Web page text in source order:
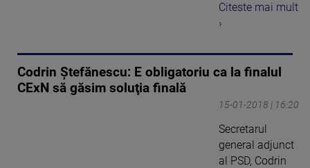
Citeste mai mult
›
Codrin Ştefănescu: E obligatoriu ca la finalul
CExN să găsim soluţia finală
15-01-2018 | 16:20
Secretarul
general adjunct
al PSD, Codrin